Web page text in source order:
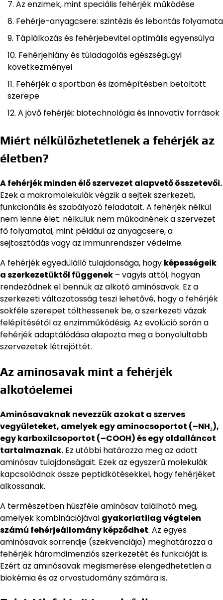
Az enzimek, mint speciális fehérjék működése
Fehérje-anyagcsere: szintézis és lebontás folyamata
Táplálkozás és fehérjebevitel optimális egyensúlya
Fehérjehiány és túladagolás egészségügyi
következményei
Fehérjék a sportban és izomépítésben betöltött
szerepe
A jövő fehérjéi: biotechnológia és innovatív források
Miért nélkülözhetetlenek a fehérjék az
életben?
A fehérjék minden élő szervezet alapvető összetevői.
Ezek a makromolekulák végzik a sejtek szerkezeti,
funkcionális és szabályozó feladatait. A fehérjék nélkül
nem lenne élet: nélkülük nem működnének a szervezet
fő folyamatai, mint például az anyagcsere, a
sejtosztódás vagy az immunrendszer védelme.
A fehérjék egyedülálló tulajdonsága, hogy képességeik
a szerkezetüktől függenek – vagyis attól, hogyan
rendeződnek el bennük az alkotó aminósavak. Ez a
szerkezeti változatosság teszi lehetővé, hogy a fehérjék
sokféle szerepet tölthessenek be, a szerkezeti vázak
felépítésétől az enzimműködésig. Az evolúció során a
fehérjék adaptálódása alapozta meg a bonyolultabb
szervezetek létrejöttét.
Az aminosavak mint a fehérjék
alkotóelemei
Aminósavaknak nevezzük azokat a szerves
vegyületeket, amelyek egy aminocsoportot (–NH₂),
egy karboxilcsoportot (–COOH) és egy oldalláncot
tartalmaznak. Ez utóbbi határozza meg az adott
aminósav tulajdonságait. Ezek az egyszerű molekulák
kapcsolódnak össze peptidkötésekkel, hogy fehérjéket
alkossanak.
A természetben húszféle aminósav található meg,
amelyek kombinációjával gyakorlatilag végtelen
számú fehérjeállomány képződhet. Az egyes
aminósavak sorrendje (szekvenciája) meghatározza a
fehérjék háromdimenziós szerkezetét és funkcióját is.
Ezért az aminósavak megismerése elengedhetetlen a
biokémia és az orvostudomány számára is.